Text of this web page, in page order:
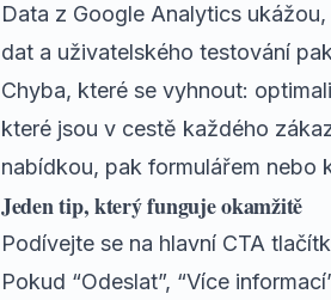
Data z Google Analytics
dat a uživatelského testování
Chyba, které se vyhnout:
které jsou v cestě každého
nabídkou, pak formulářem nebo
Jeden tip, který funguje okamžitě
Podívejte se na hlavní CTA
Pokud “Odeslat”, “Více